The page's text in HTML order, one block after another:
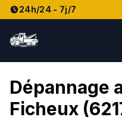
24h/24 - 7j/7
Dépannage
Ficheux (